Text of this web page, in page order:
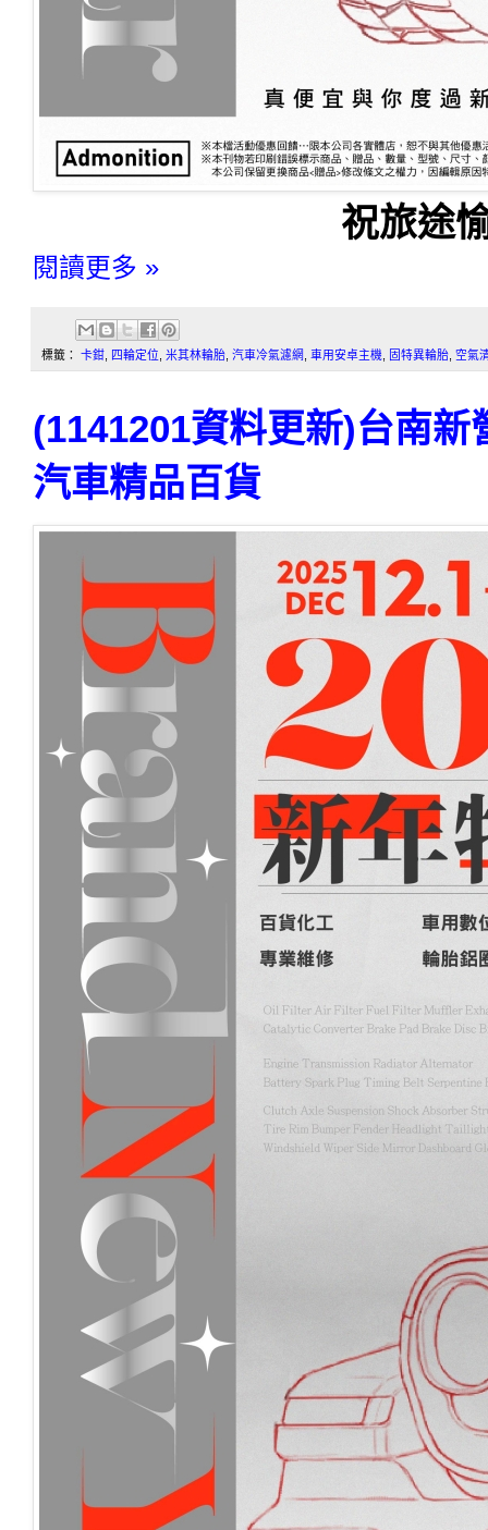
祝旅途
閱讀更多 »
標籤： 卡鉗 四輪定位 米其林輪胎 汽車冷氣濾網 車用安卓主機 固特異輪胎 空氣
(1141201資料更新)台南
汽車精品百貨